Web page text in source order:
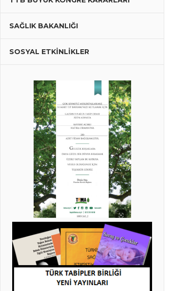
SAĞLIK BAKANLIĞI
SOSYAL ETKİNLİKLER